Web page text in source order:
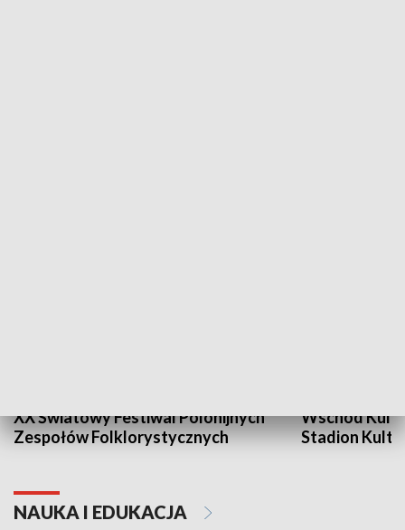
XX Światowy Festiwal Polonijnych
Zespołów Folklorystycznych
Wschód
Stadion
NAUKA I EDUKACJA